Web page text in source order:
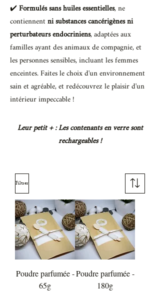
✔️Formulés sans huiles essentielles, ne
contiennentni substances cancérigènes ni
perturbateurs endocriniens, adaptées aux
familles ayant des animaux de compagnie, et
les personnes sensibles, incluant les femmes
enceintes. Faites le choix d'un environnement
sain et agréable, et redécouvrez le plaisir d'un
intérieur impeccable !
Leur petit + : Les contenants en verre sont
rechargeables !
Filtrer
Poudre parfumée -
65g
Poudre parfumée -
180g